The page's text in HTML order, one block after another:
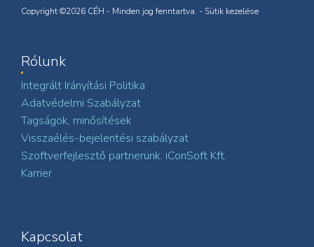
Copyright ©2026 CÉH - Minden jog fenntartva. - Sütik kezelése
Rólunk
Integrált Irányítási Politika
Adatvédelmi Szabályzat
Tagságok, minősítések
Visszaélés-bejelentési szabályzat
Szoftverfejlesztő partnerünk: iConSoft Kft.
Karrier
Kapcsolat